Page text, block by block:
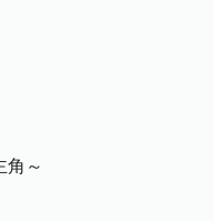
角～